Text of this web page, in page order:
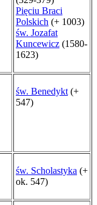
Pięciu Braci
Polskich (+ 1003)
św. Jozafat
Kuncewicz (1580-
1623)
św. Benedykt (+
547)
św. Scholastyka (+
ok. 547)